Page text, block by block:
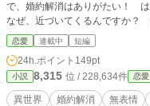
で、婚約解消はありがたい！
なぜ、近づいてくるんですか
美形王子の本心は？ こじらせ、
っとした設定です。お気軽に楽
恋愛 連載中 短編
24h.ポイント 149pt
小説 8,315 位 / 228,634件 恋愛
異世界 婚約解消 無表情